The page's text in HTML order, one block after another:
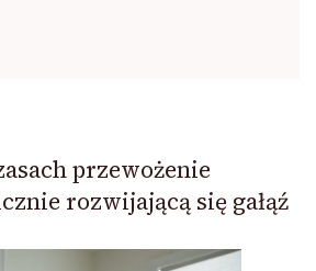
przewożenie
rozwijającą się gałąź